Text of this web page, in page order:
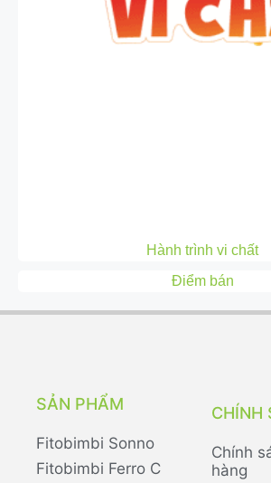
Hành trình vi chất
Điểm bán
SẢN PHẨM
Fitobimbi Sonno
Fitobimbi Ferro C
CHÍNH
Chính
hàng